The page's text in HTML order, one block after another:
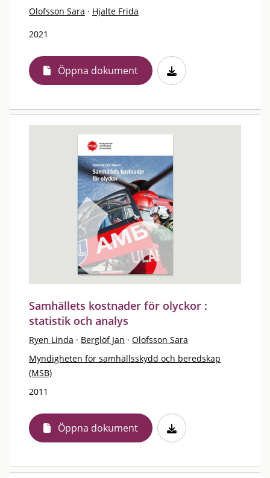
Olofsson Sara · Hjalte Frida
2021
Öppna dokument
Samhällets kostnader för olyckor :
statistik och analys
Ryen Linda · Berglöf Jan · Olofsson Sara
Myndigheten för samhällsskydd och beredskap
(MSB)
2011
Öppna dokument